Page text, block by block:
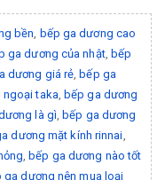
bền
bếp ga dương cao
ga dương của nhật, bếp
dương giá rẻ bếp ga
ngoại taka bếp ga dương
là gì bếp ga dương
dương mặt kính rinnai
bếp ga dương nào tốt
ga dương nên mua loại